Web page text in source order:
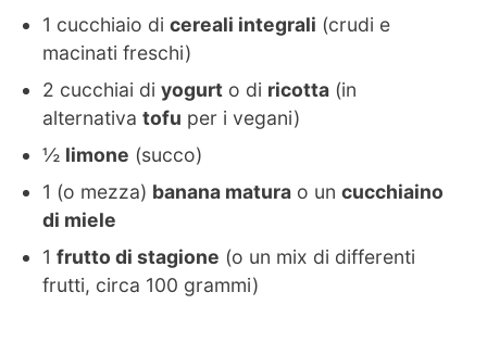
1 cucchiaio dicereali integrali (crudi e
macinati freschi)
2 cucchiai diyogurt o di ricotta (in
alternativatofu per i vegani)
½ limone (succo)
1 (o mezza) banana matura o uncucchiaino
di miele
1frutto di stagione (o un mix di differenti
frutti, circa 100 grammi)